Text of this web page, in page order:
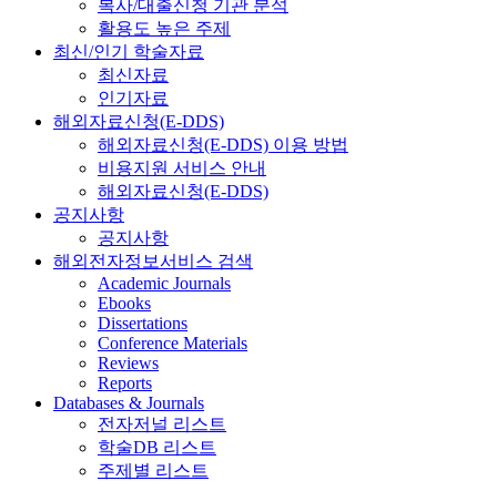
복사/대출신청 기관 분석
활용도 높은 주제
최신/인기 학술자료
최신자료
인기자료
해외자료신청(E-DDS)
해외자료신청(E-DDS) 이용 방법
비용지원 서비스 안내
해외자료신청(E-DDS)
공지사항
공지사항
해외전자정보서비스 검색
Academic Journals
Ebooks
Dissertations
Conference Materials
Reviews
Reports
Databases & Journals
전자저널 리스트
학술DB 리스트
주제별 리스트